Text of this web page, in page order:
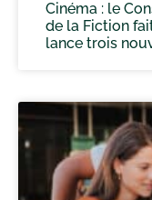
Cinéma : le
de la Fiction
lance trois